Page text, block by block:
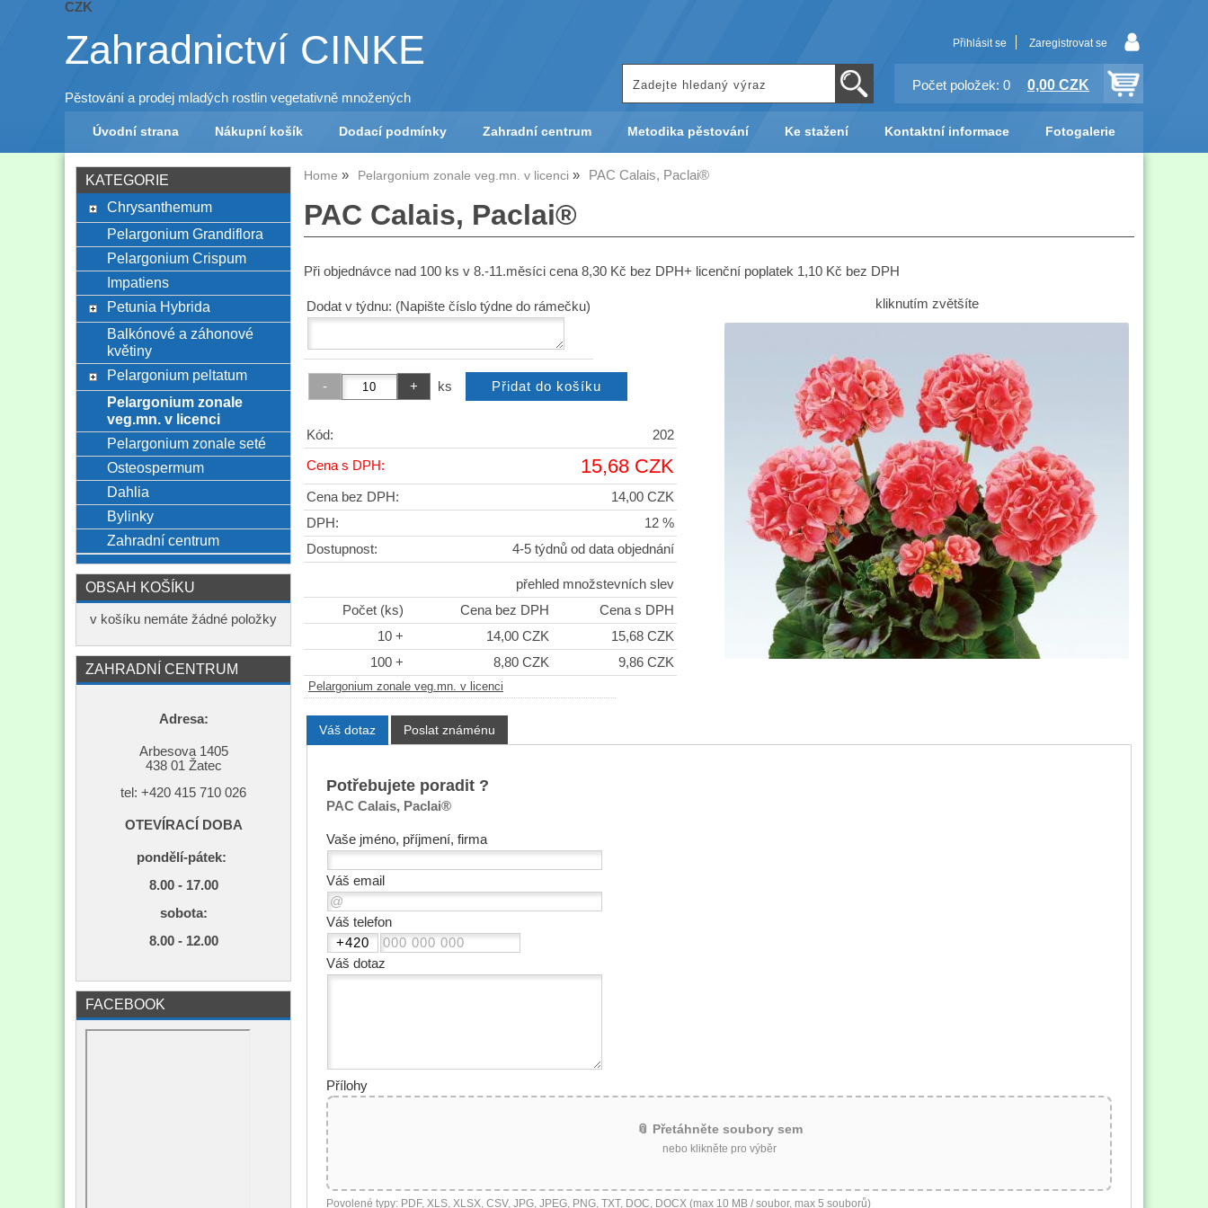
CZK
Přihlásit se Zaregistrovat se
Počet položek: 0 0,00 CZK
Zahradnictví CINKE
Pěstování a prodej mladých rostlin vegetativně množených
Úvodní strana Nákupní košík Dodací podmínky Zahradní centrum Metodika pěstování Ke stažení Kontaktní informace Fotogalerie
Home Pelargonium zonale veg.mn. v licenci PAC Calais, Paclai®
PAC Calais, Paclai®
Při objednávce nad 100 ks v 8.-11.měsíci cena 8,30 Kč bez DPH+ licenční poplatek 1,10 Kč bez DPH
kliknutím zvětšíte
Dodat v týdnu: (Napište číslo týdne do rámečku)
ks
Kód: 202
Cena s DPH: 15,68 CZK
Cena bez DPH:
14,00 CZK
DPH:
12 %
Dostupnost:
4-5 týdnů od data objednání
přehled množstevních slev
Počet (ks)
Cena bez DPH
Cena s DPH
10 +
14,00 CZK
15,68 CZK
100 +
8,80 CZK 9,86 CZK
Pelargonium zonale veg.mn. v licenci
Váš dotaz Poslat známénu
Potřebujete poradit ?
PAC Calais, Paclai®
Vaše jméno, příjmení, firma
Váš email
Váš telefon
Váš dotaz
Přílohy
📎 Přetáhněte soubory sem
nebo klikněte pro výběr
Povolené typy: PDF, XLS, XLSX, CSV, JPG, JPEG, PNG, TXT, DOC, DOCX (max 10 MB / soubor, max 5 souborů)
KATEGORIE
Chrysanthemum
Pelargonium Grandiflora
Pelargonium Crispum
Impatiens
Petunia Hybrida
Balkónové a záhonové
květiny
Pelargonium peltatum
Pelargonium zonale
veg.mn. v licenci
Pelargonium zonale seté
Osteospermum
Dahlia
Bylinky
Zahradní centrum
OBSAH KOŠÍKU
v košíku nemáte žádné položky
ZAHRADNÍ CENTRUM
Adresa:
Arbesova 1405
438 01 Žatec
tel: +420 415 710 026
OTEVÍRACÍ DOBA
pondělí-pátek:
8.00 - 17.00
sobota:
8.00 - 12.00
FACEBOOK